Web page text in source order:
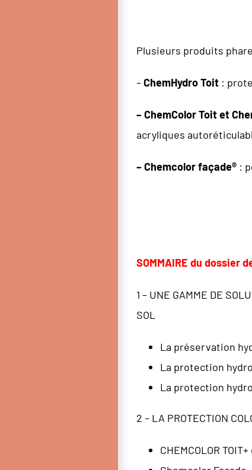
Plusieurs produits
–ChemHydro Toit :
– ChemColor Toit et
acryliques
– Chemcolor façade® :
SOMMAIRE du dossier
1 – UNE GAMME DE
SOL
La préservation
La protection
La protection
2 – LA PROTECTION
CHEMCOLOR